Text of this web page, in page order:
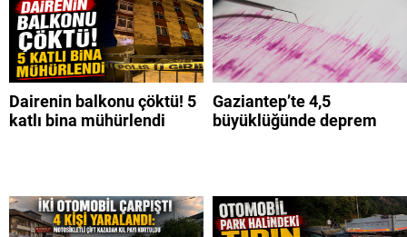
Dairenin balkonu çöktü! 5
katlı bina mühürlendi
Gaziantep’te 4,5
büyüklüğünde deprem